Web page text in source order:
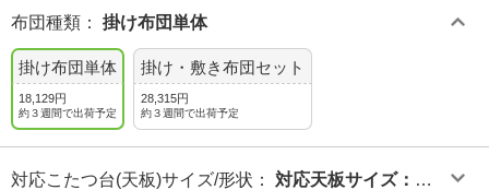
布団種類 ： 掛け布団単体
掛け布団単体
18,129円
約３週間で出荷予定
掛け・敷き布団セット
28,315円
約３週間で出荷予定
対応こたつ台(天板)サイズ/形状 ： 対応天板サイズ：約9